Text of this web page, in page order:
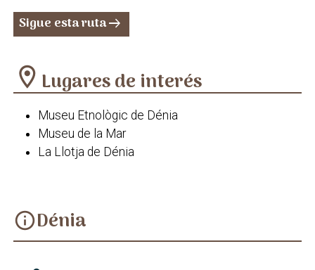
Sigue esta rutaarrow_right_alt
location_on Lugares de interés
Museu Etnològic de Dénia
Museu de la Mar
La Llotja de Dénia
infoDénia